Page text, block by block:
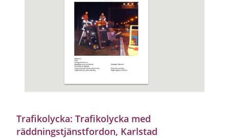
Trafikolycka: Trafikolycka med
räddningstjänstfordon, Karlstad